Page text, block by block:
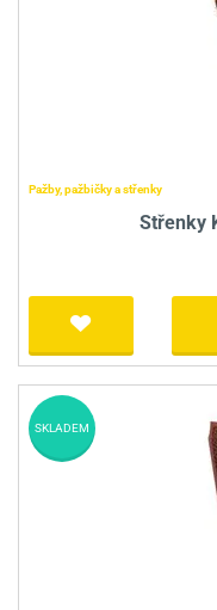
Pažby, pažbičky a střenky
Střenky
SKLADEM